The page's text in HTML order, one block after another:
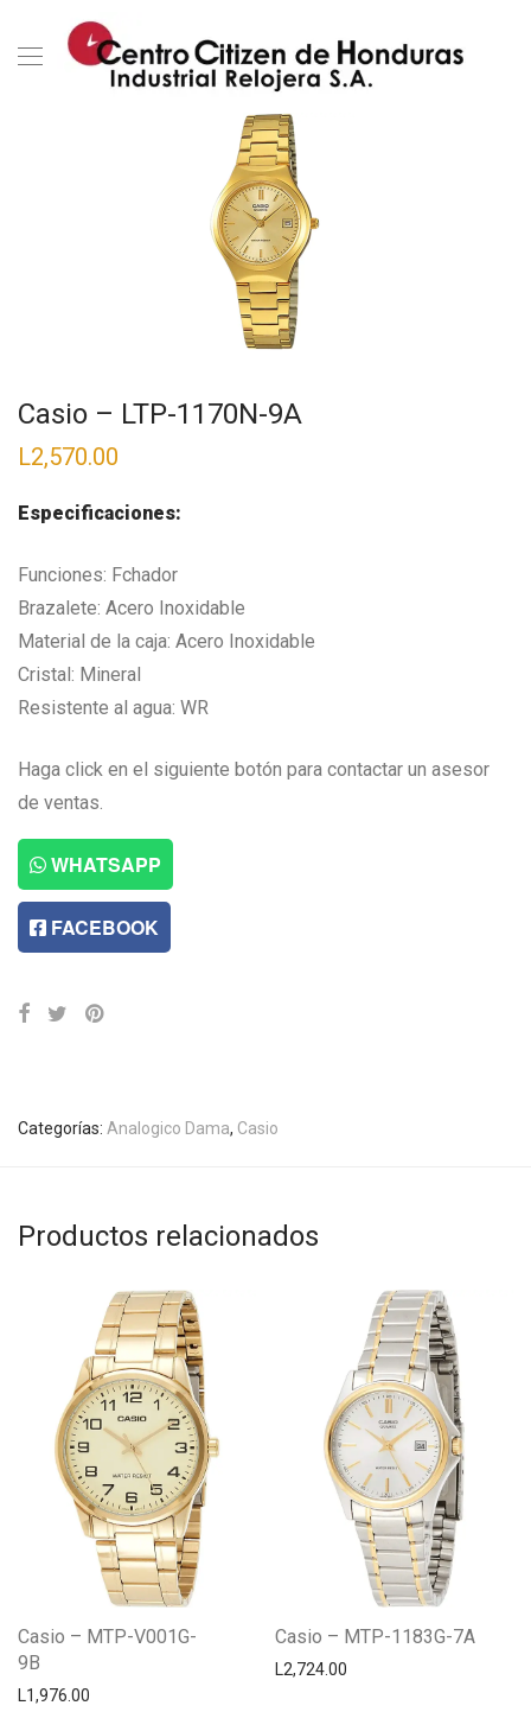
Casio – LTP-1170N-9A
L2,570.00
Especificaciones:
Funciones: Fchador
Brazalete: Acero Inoxidable
Material de la caja: Acero Inoxidable
Cristal: Mineral
Resistente al agua: WR
Haga click en el siguiente botón para contactar un asesor
de ventas.
WHATSAPP
FACEBOOK
Categorías: Analogico Dama, Casio
Productos relacionados
Casio – MTP-V001G-
9B
L1,976.00
Casio – MTP-1183G-7A
L2,724.00